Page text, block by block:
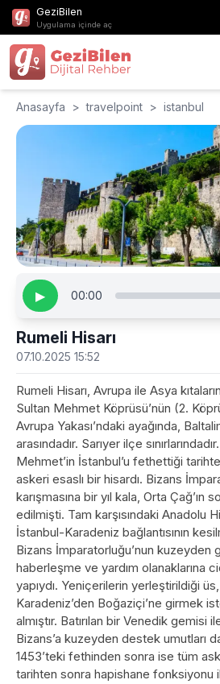
GeziBilen
Uygulama içinde aç
Anasayfa > travelpoint > istanbul
▶ 00:00
Rumeli Hisarı
07.10.2025 15:52
Rumeli Hisarı, Avrupa ile Asya
Sultan Mehmet Köprüsü’nün (2.
Avrupa Yakası’ndaki ayağında,
arasındadır. Sarıyer ilçe
Mehmet’in İstanbul’u fethettiği
askeri esaslı bir hisardı. Bizans
karışmasına bir yıl kala, Orta Çağ’ın
edilmişti. Tam karşısındaki Anadolu
İstanbul-Karadeniz bağlantısının
Bizans İmparatorluğu’nun kuzeyden
haberleşme ve yardım olanaklarına
yapıydı. Yeniçerilerin yerleştirildiği
Karadeniz’den Boğaziçi’ne girmek
almıştır. Batırılan bir Venedik gemisi
Bizans’a kuzeyden destek umutları
1453’teki fethinden sonra ise tüm
tarihten sonra hapishane fonksiyonu